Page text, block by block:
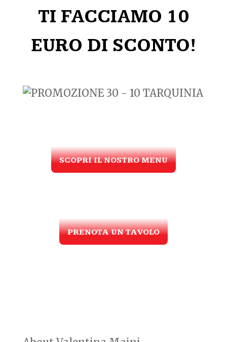
TI FACCIAMO 10
EURO DI SCONTO!
SCOPRI IL NOSTRO MENU
PRENOTA UN TAVOLO